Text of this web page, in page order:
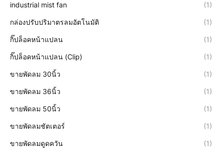
industrial mist fan (1)
กล่องปรับปริมาตรลมอัตโนมัติ (1)
กิ๊ปล็อคหน้าแปลน (1)
กิ๊ปล็อคหน้าแปลน (Clip) (1)
ขายพัดลม 30นิ้ว (1)
ขายพัดลม 36นิ้ว (1)
ขายพัดลม 50นิ้ว (1)
ขายพัดลมชัตเตอร์ (1)
ขายพัดลมดูดควัน (1)